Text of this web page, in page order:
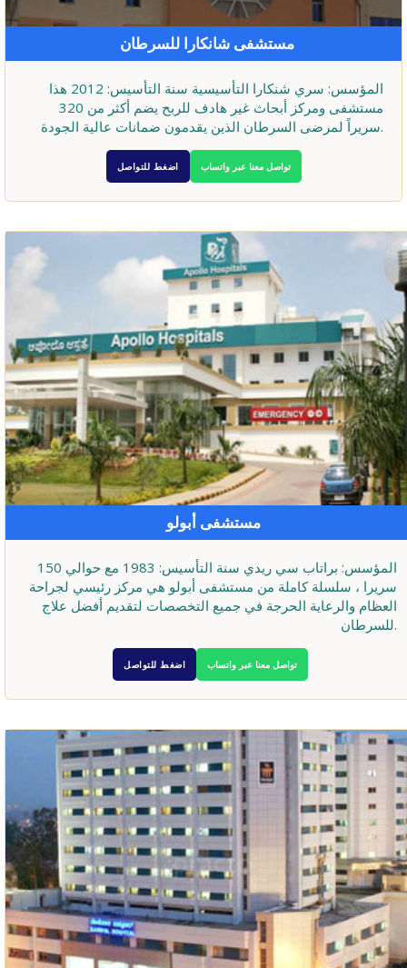
مستشفى شانكارا للسرطان
المؤسس: سري شنكارا التأسيسية سنة التأسيس: 2012 هذا
مستشفى ومركز أبحاث غير هادف للربح يضم أكثر من 320
سريراً لمرضى السرطان الذين يقدمون ضمانات عالية الجودة.
اضغط للتواصل تواصل معنا عبر واتساب
مستشفى أبولو
المؤسس: براتاب سي ريدي سنة التأسيس: 1983 مع حوالي 150
سريرا ، سلسلة كاملة من مستشفى أبولو هي مركز رئيسي لجراحة
العظام والرعاية الحرجة في جميع التخصصات لتقديم أفضل علاج
للسرطان.
اضغط للتواصل تواصل معنا عبر واتساب